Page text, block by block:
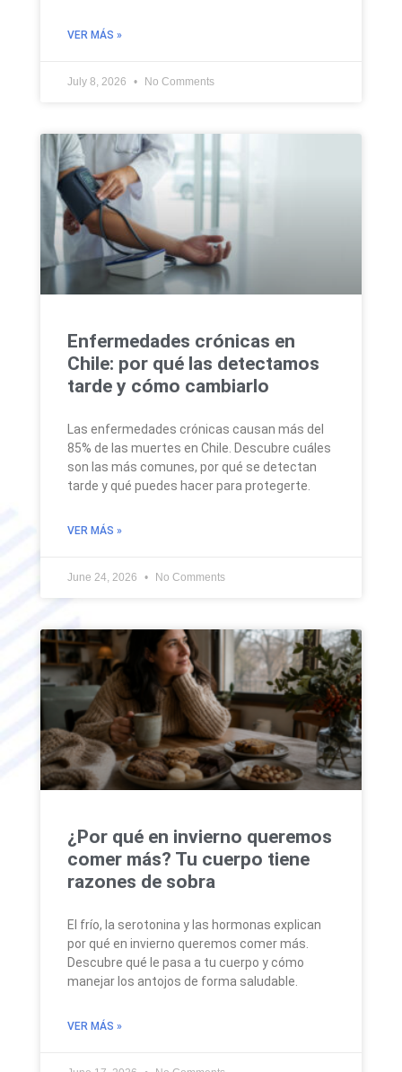
VER MÁS »
July 8, 2026 No Comments
Enfermedades crónicas en
Chile: por qué las detectamos
tarde y cómo cambiarlo
Las enfermedades crónicas causan más del
85% de las muertes en Chile. Descubre cuáles
son las más comunes, por qué se detectan
tarde y qué puedes hacer para protegerte.
VER MÁS »
June 24, 2026 No Comments
¿Por qué en invierno queremos
comer más? Tu cuerpo tiene
razones de sobra
El frío, la serotonina y las hormonas explican
por qué en invierno queremos comer más.
Descubre qué le pasa a tu cuerpo y cómo
manejar los antojos de forma saludable.
VER MÁS »